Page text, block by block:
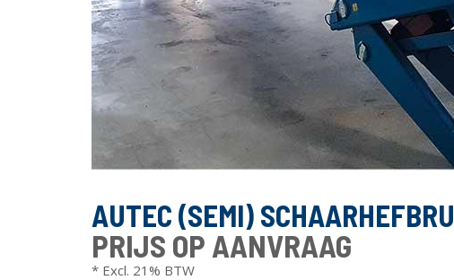
AUTEC (SEMI)
PRIJS OP AANVRAAG
* Excl. 21% BTW